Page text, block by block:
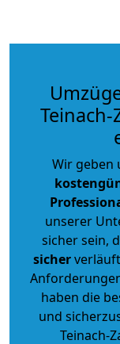
Wir geben
unserer
sicher sein,
sicher
haben die
und
Teinach-